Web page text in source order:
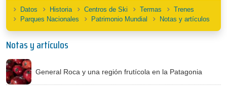
Datos Historia Centros de Ski Termas
Trenes
Parques Nacionales
Patrimonio Mundial Notas y artículos
Notas y artículos
General Roca y una región frutícola en la Patagonia